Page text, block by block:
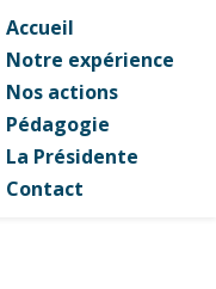
Accueil
Notre expérience
Nos actions
Pédagogie
La Présidente
Contact